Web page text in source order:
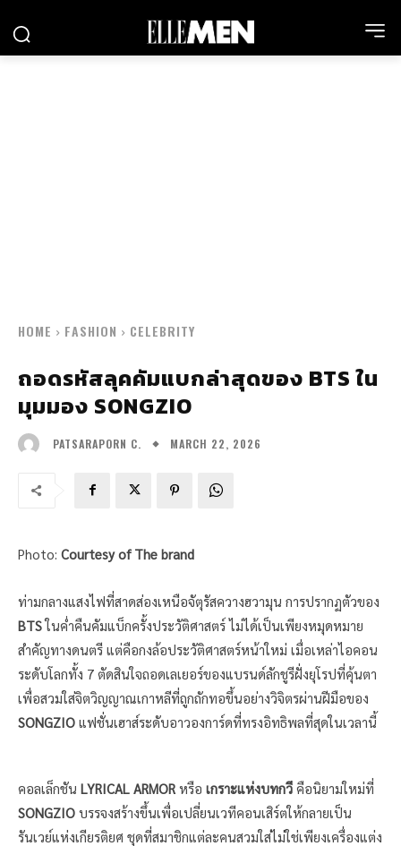
HOME FASHION CELEBRITY
ถอดรหัสลุคคัมแบกล่าสุดของ BTS ใน
มุมมอง SONGZIO
PATSARAPORN C. MARCH 22, 2026
Photo: Courtesy of The brand
ท่ามกลางแสงไฟที่สาดส่องเหนือจัตุรัสควางฮวามุน การปรากฏตัวของ
BTSในค่ำคืนคัมแบ็กครั้งประวัติศาสตร์ ไม่ได้เป็นเพียงหมุดหมาย
สำคัญทางดนตรี แต่คือกงล้อประวัติศาสตร์หน้าใหม่ เมื่อเหล่าไอคอน
ระดับโลกทั้ง 7 ตัดสินใจถอดเลเยอร์ของแบรนด์ลักชูรีฝั่งยุโรปที่คุ้นตา
เพื่อสวมใส่จิตวิญญาณเกาหลีที่ถูกถักทอขึ้นอย่างวิจิตรผ่านฝีมือของ
SONGZIO แฟชั่นเฮาส์ระดับอาวองการ์ดที่ทรงอิทธิพลที่สุดในเวลานี้
คอลเล็กชัน LYRICAL ARMOR หรือ เกราะแห่งบทกวี คือนิยามใหม่ที่
SONGZIO บรรจงสร้างขึ้นเพื่อเปลี่ยนเวทีคอนเสิร์ตให้กลายเป็น
รันเวย์แห่งเกียรติยศ ชุดที่สมาชิกแต่ละคนสวมใส่ไม่ใช่เพียงเครื่องแต่ง